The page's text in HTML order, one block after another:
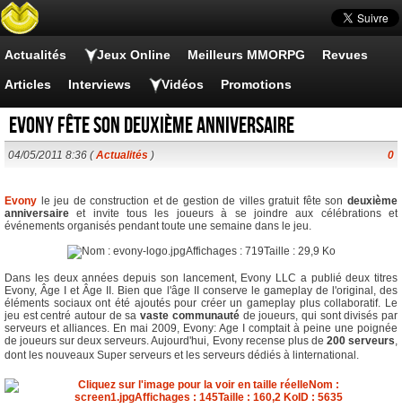
Actualités Jeux Online Meilleurs MMORPG Revues
Articles Interviews Vidéos Promotions
Evony fête son deuxième anniversaire
04/05/2011 8:36 (Actualités ) 0
Evony le jeu de construction et de gestion de villes gratuit fête son deuxième
anniversaire et invite tous les joueurs à se joindre aux célébrations et
événements organisés pendant toute une semaine dans le jeu.
Dans les deux années depuis son lancement, Evony LLC a publié deux titres
Evony, Âge I et Âge II. Bien que l'âge II conserve le gameplay de l'original, des
éléments sociaux ont été ajoutés pour créer un gameplay plus collaboratif. Le
jeu est centré autour de savaste communautéde joueurs, qui sont divisés par
serveurs et alliances. En mai 2009, Evony: Age I comptait à peine une poignée
de joueurs sur deux serveurs. Aujourd'hui, Evony recense plus de 200 serveurs,
dont les nouveaux Super serveurs et les serveurs dédiés à linternational.